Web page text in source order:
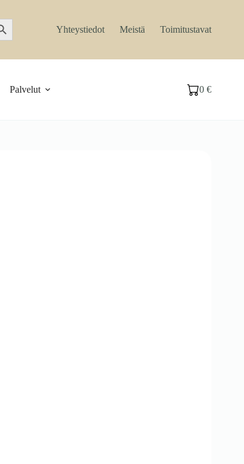
Search Button Yhteystiedot Meistä Toimitustavat
Palvelut Ostoskori
0€